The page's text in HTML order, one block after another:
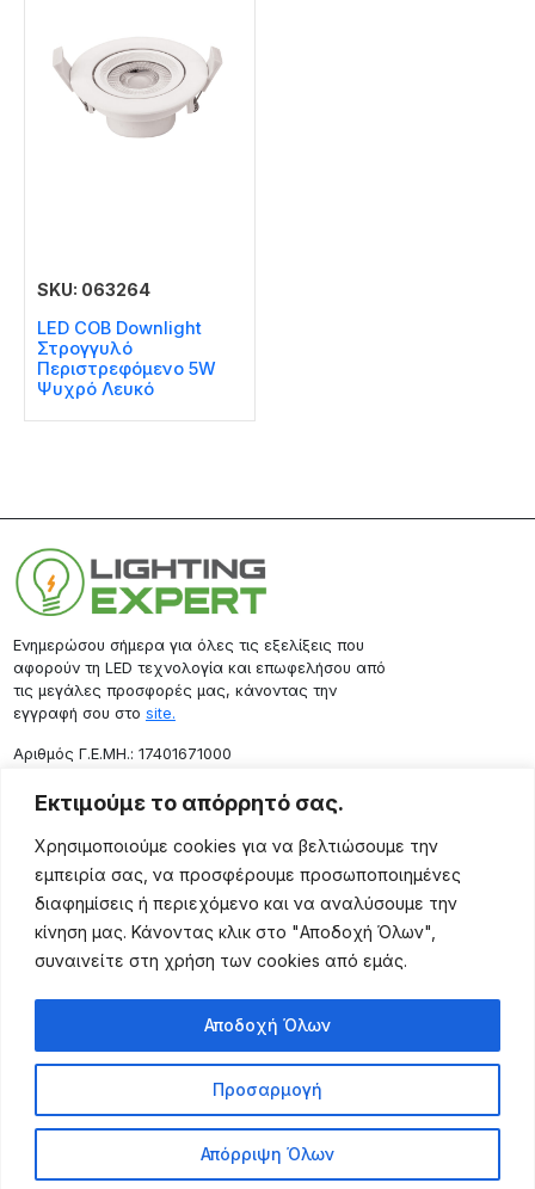
Εκτιμούμε το απόρρητό σας.
Χρησιμοποιούμε cookies για να βελτιώσουμε την
εμπειρία σας, να προσφέρουμε προσωποποιημένες
διαφημίσεις ή περιεχόμενο και να αναλύσουμε την
κίνηση μας. Κάνοντας κλικ στο "Αποδοχή Όλων",
συναινείτε στη χρήση των cookies από εμάς.
Προσαρμογή
Απόρριψη Όλων
Αποδοχή Όλων
SKU: 063264
LED COB Downlight
Στρογγυλό
Περιστρεφόμενο 5W
Ψυχρό Λευκό
Ενημερώσου σήμερα για όλες τις εξελίξεις που
αφορούν τη LED τεχνολογία και επωφελήσου από
τις μεγάλες προσφορές μας, κάνοντας την
εγγραφή σου στο site.
Aριθμός Γ.Ε.ΜΗ.: 17401671000
Επικοινωνία
Ρόδου 133, Αθήνα 10443
(+30) 211 725 5427
sales@lightingexpert.gr
Χρήσιμες Σελίδες
Προϊόντα
Τρόποι Αποστολής